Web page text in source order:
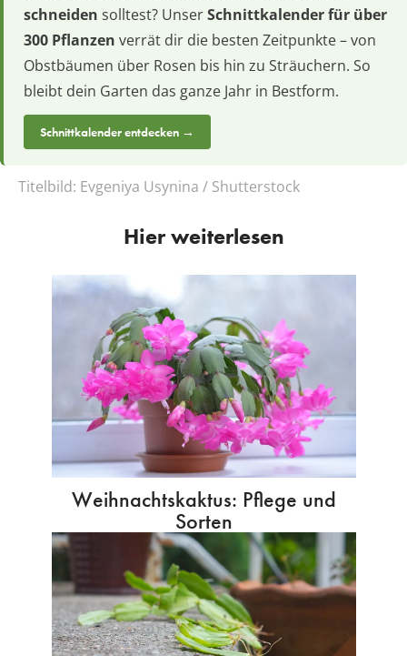
schneiden solltest? UnserSchnittkalender für über
300 Pflanzen verrät dir die besten Zeitpunkte – von
Obstbäumen über Rosen bis hin zu Sträuchern. So
bleibt dein Garten das ganze Jahr in Bestform.
Schnittkalender entdecken →
Titelbild: Evgeniya Usynina / Shutterstock
Hier weiterlesen
Weihnachtskaktus: Pflege und
Sorten